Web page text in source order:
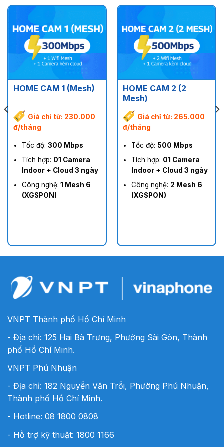
HOME CAM 1 (Mesh)
Giá chỉ từ: 230.000
đ/tháng
Tốc độ:300 Mbps
Tích hợp: 01 Camera
Indoor + Cloud 3 ngày
Công nghệ: 1 Mesh 6
(XGSPON)
HOME CAM 2 (2
Mesh)
Giá chỉ từ: 265.000
đ/tháng
Tốc độ: 500 Mbps
Tích hợp: 01 Camera
Indoor + Cloud 3 ngày
Công nghệ: 2 Mesh 6
(XGSPON)
VNPT Thành phố Hồ Chí Minh
- Địa chỉ: 125 Hai Bà Trưng, Phường Sài Gòn, Thành
phố Hồ Chí Minh.
VNPT Phú Nhuận
- Địa chỉ: 182 Nguyễn Văn Trỗi, Phường Phú Nhuận,
Thành phố Hồ Chí Minh.
- Hotline: 08 1800 0808
- Hỗ trợ kỹ thuật: 1800 1166